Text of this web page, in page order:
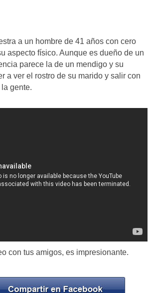
a un hombre de 41 años con cero
aspecto físico. Aunque es dueño de un
parece la de un mendigo y su
a ver el rostro de su marido y salir con
gente.
con tus amigos, es impresionante.